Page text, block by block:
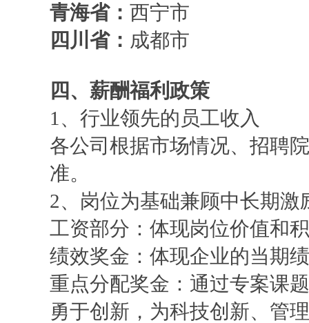
青海省： 西宁市
四川省： 成都市
四 、薪酬福利政策
1、行业领先的员工收入
各公司根据市场情况、招聘
准。
2、岗位为基础兼顾中长期激
工资部分：体现岗位价值和
绩效奖金：体现企业的当期
重点分配奖金：通过专案课
勇于创新，为科技创新、管